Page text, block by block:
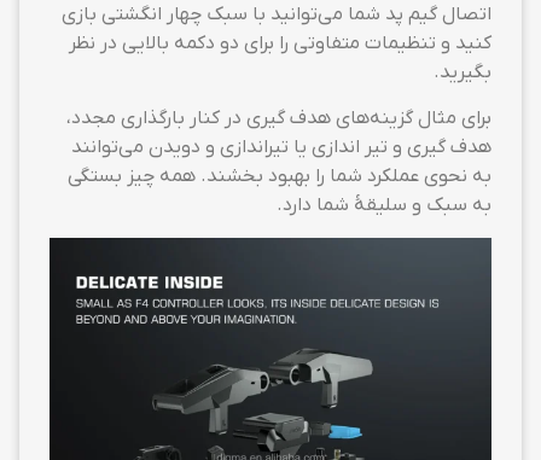
اتصال گیم پد شما می‌توانید با سبک چهار انگشتی بازی
کنید و تنظیمات متفاوتی را برای دو دکمه بالایی در نظر
بگیرید.
برای مثال گزینه‌های هدف گیری در کنار بارگذاری مجدد،
هدف گیری و تیر اندازی یا تیراندازی و دویدن می‌توانند
به نحوی عملکرد شما را بهبود بخشند. همه چیز بستگی
به سبک و سلیقهٔ شما دارد.